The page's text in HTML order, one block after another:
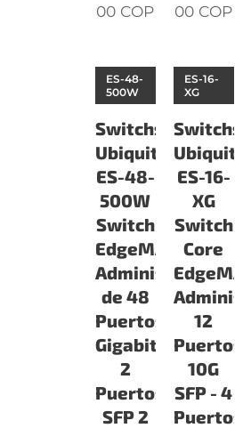
00 COP
00 COP
Switchs
Ubiquiti
ES-48-
500W
Switch
EdgeMAX
Administrable
de 48
Puertos
Gigabit
2
Puertos
SFP 2
ES-48-
500W
Switchs
Ubiquiti
ES-16-
XG
Switch
Core
12
Puertos
10G
SFP - 4
Puertos
ES-16-
XG